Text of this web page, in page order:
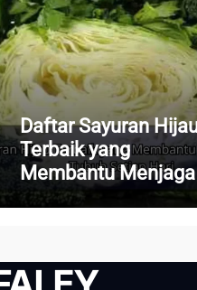
Daftar Sayuran
Terbaik yang
Membantu Menjaga
Kesehatan Tubuh